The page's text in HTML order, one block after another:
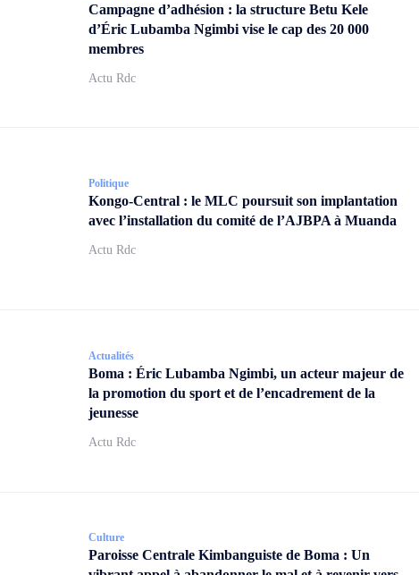
Campagne d’adhésion : la structure Betu Kele
d’Éric Lubamba Ngimbi vise le cap des 20 000
membres
Actu Rdc
Politique
Kongo-Central : le MLC poursuit son implantation
avec l’installation du comité de l’AJBPA à Muanda
Actu Rdc
Actualités
Boma : Éric Lubamba Ngimbi, un acteur majeur de
la promotion du sport et de l’encadrement de la
jeunesse
Actu Rdc
Culture
Paroisse Centrale Kimbanguiste de Boma : Un